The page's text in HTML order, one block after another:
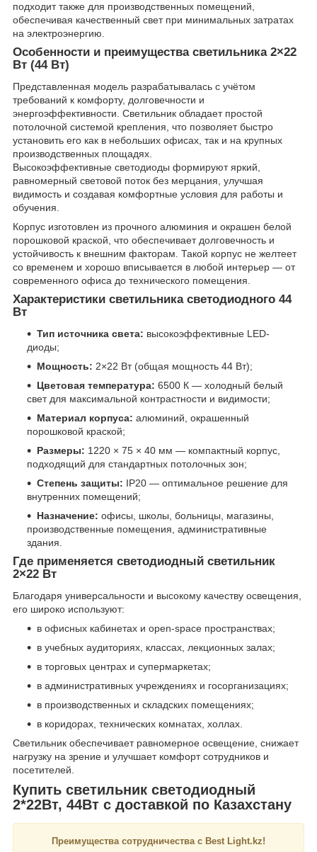
подходит также для производственных помещений,
обеспечивая качественный свет при минимальных затратах
на электроэнергию.
Особенности и преимущества светильника 2×22
Вт (44 Вт)
Представленная модель разрабатывалась с учётом
требований к комфорту, долговечности и
энергоэффективности. Светильник обладает простой
потолочной системой крепления, что позволяет быстро
установить его как в небольших офисах, так и на крупных
производственных площадях.
Высокоэффективные светодиоды формируют яркий,
равномерный световой поток без мерцания, улучшая
видимость и создавая комфортные условия для работы и
обучения.
Корпус изготовлен из прочного алюминия и окрашен белой
порошковой краской, что обеспечивает долговечность и
устойчивость к внешним факторам. Такой корпус не желтеет
со временем и хорошо вписывается в любой интерьер — от
современного офиса до технического помещения.
Характеристики светильника светодиодного 44
Вт
Тип источника света: высокоэффективные LED-
диоды;
Мощность: 2×22 Вт (общая мощность 44 Вт);
Цветовая температура: 6500 К — холодный белый
свет для максимальной контрастности и видимости;
Материал корпуса: алюминий, окрашенный
порошковой краской;
Размеры: 1220 × 75 × 40 мм — компактный корпус,
подходящий для стандартных потолочных зон;
Степень защиты: IP20 — оптимальное решение для
внутренних помещений;
Назначение: офисы, школы, больницы, магазины,
производственные помещения, административные
здания.
Где применяется светодиодный светильник
2×22 Вт
Благодаря универсальности и высокому качеству освещения,
его широко используют:
в офисных кабинетах и open-space пространствах;
в учебных аудиториях, классах, лекционных залах;
в торговых центрах и супермаркетах;
в административных учреждениях и госорганизациях;
в производственных и складских помещениях;
в коридорах, технических комнатах, холлах.
Светильник обеспечивает равномерное освещение, снижает
нагрузку на зрение и улучшает комфорт сотрудников и
посетителей.
Купить светильник светодиодный
2*22Вт, 44Вт с доставкой по Казахстану
Преимущества сотрудничества с Best Light.kz!